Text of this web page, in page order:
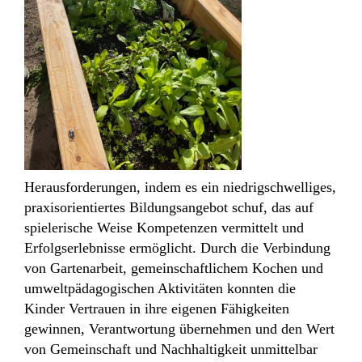
Herausforderungen, indem es ein niedrigschwelliges,
praxisorientiertes Bildungsangebot schuf, das auf
spielerische Weise Kompetenzen vermittelt und
Erfolgserlebnisse ermöglicht. Durch die Verbindung
von Gartenarbeit, gemeinschaftlichem Kochen und
umweltpädagogischen Aktivitäten konnten die
Kinder Vertrauen in ihre eigenen Fähigkeiten
gewinnen, Verantwortung übernehmen und den Wert
von Gemeinschaft und Nachhaltigkeit unmittelbar